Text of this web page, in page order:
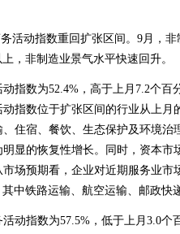
活动指数重回扩张区间。9月，
，非制造业景气水平快速回升。
指数为52.4%，高于上月7.2个百
指数位于扩张区间的行业从上月
住宿、餐饮、生态保护及环境治
显的恢复性增长。同时，资本市
场预期看，企业对近期服务业市
中铁路运输、航空运输、邮政快
动指数为57.5%，低于上月3.0个